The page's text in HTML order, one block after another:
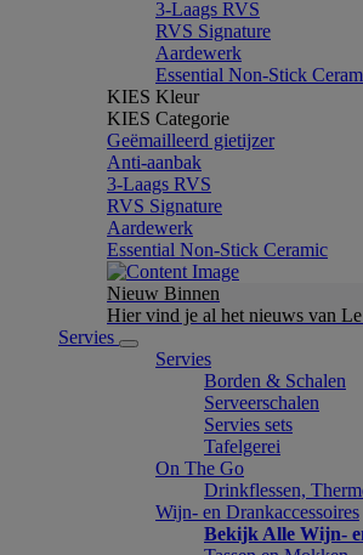
3-Laags RVS
RVS Signature
Aardewerk
Essential Non-Stick
KIES Kleur
KIES Categorie
Geëmailleerd gietijzer
Anti-aanbak
3-Laags RVS
RVS Signature
Aardewerk
Essential Non-Stick Ceramic
Nieuw Binnen
Hier vind je al het nieuws van
Servies
Servies
Borden & Schalen
Serveerschalen
Servies sets
Tafelgerei
On The Go
Drinkflessen,
Wijn- en Drankaccessoires
Bekijk Alle Wijn-